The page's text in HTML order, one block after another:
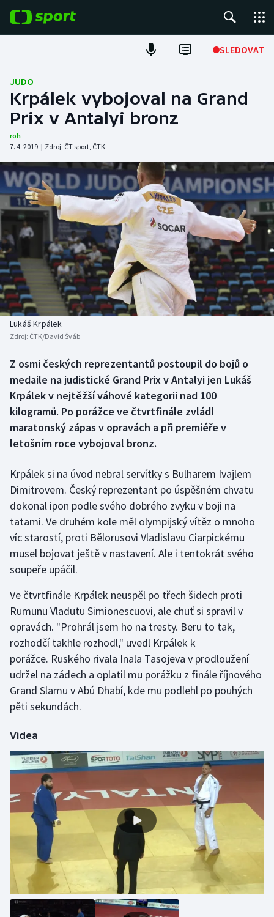
SLEDOVAT
Fotbal
Hokej
Atletika
Cyklistika
DALŠÍ SPORTY
Americký fotbal
Baseball a softbal
Basketbal
Biatlon
Boby a skeleton
Box
Curling
Florbal
Futsal
Golf
Gymnastika
Házená
Jezdectví
Judo
Krasobruslení
Lyže a snowboard
Moderní pětiboj
Motorsport
Olympijské hry
Parasport
Plavání
NEPŘEHLÉDNĚTE
Soutěže
Historické návraty
Aplikace ČT sport
AZ kvíz
JUDO
Krpálek vybojoval na Grand
Prix v Antalyi bronz
roh
7. 4. 2019 | Zdroj: ČT sport, ČTK
Lukáš Krpálek
Zdroj: ČTK/David Šváb
Z osmi českých reprezentantů postoupil do bojů o
medaile na judistické Grand Prix v Antalyi jen Lukáš
Krpálek v nejtěžší váhové kategorii nad 100
kilogramů. Po porážce ve čtvrtfinále zvládl
maratonský zápas v opravách a při premiéře v
letošním roce vybojoval bronz.
Krpálek si na úvod nebral servítky s Bulharem Ivajlem
Dimitrovem. Český reprezentant po úspěšném chvatu
dokonal ipon podle svého dobrého zvyku v boji na
tatami. Ve druhém kole měl olympijský vítěz o mnoho
víc starostí, proti Bělorusovi Vladislavu Ciarpickému
musel bojovat ještě v nastavení. Ale i tentokrát svého
soupeře upáčil.
Ve čtvrtfinále Krpálek neuspěl po třech šidech proti
Rumunu Vladutu Simionescuovi, ale chuť si spravil v
opravách. "Prohrál jsem ho na tresty. Beru to tak,
rozhodčí takhle rozhodl," uvedl Krpálek k
porážce. Ruského rivala Inala Tasojeva v prodloužení
udržel na zádech a oplatil mu porážku z finále říjnového
Grand Slamu v Abú Dhabí, kde mu podlehl po pouhých
pěti sekundách.
Videa